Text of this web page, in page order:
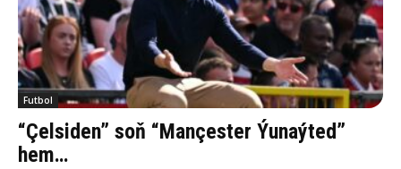
Futbol
“Çelsiden” soň “Mançester Ýunaýted”
hem…